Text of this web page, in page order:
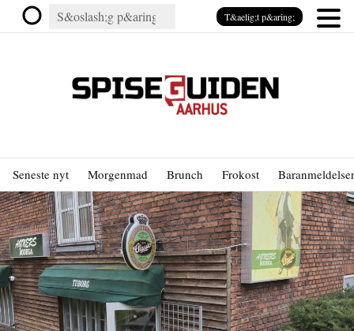
Seneste nyt Morgenmad Brunch Frokost Baranmeldelser
T&aelig;t p&aring;